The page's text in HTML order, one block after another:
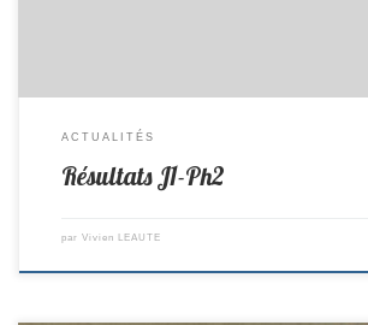
ACTUALITÉS
Résultats J1-Ph2
par Vivien LEAUTE